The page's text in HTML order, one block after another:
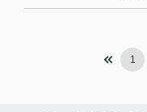
1